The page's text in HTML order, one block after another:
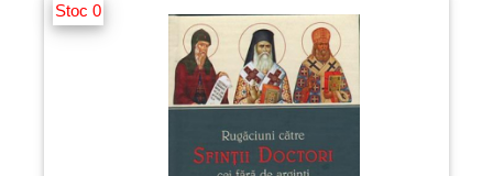
Stoc 0